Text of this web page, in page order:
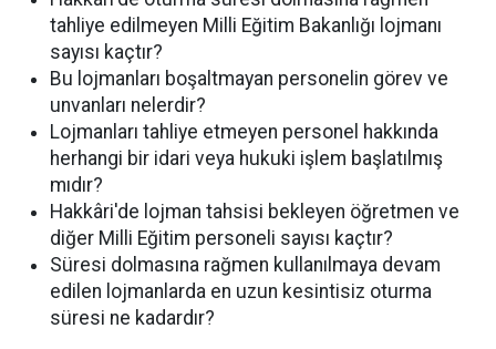
tahliye edilmeyen Milli Eğitim Bakanlığı lojmanı
sayısı kaçtır?
Bu lojmanları boşaltmayan personelin görev ve
unvanları nelerdir?
Lojmanları tahliye etmeyen personel hakkında
herhangi bir idari veya hukuki işlem başlatılmış
mıdır?
Hakkâri'de lojman tahsisi bekleyen öğretmen ve
diğer Milli Eğitim personeli sayısı kaçtır?
Süresi dolmasına rağmen kullanılmaya devam
edilen lojmanlarda en uzun kesintisiz oturma
süresi ne kadardır?